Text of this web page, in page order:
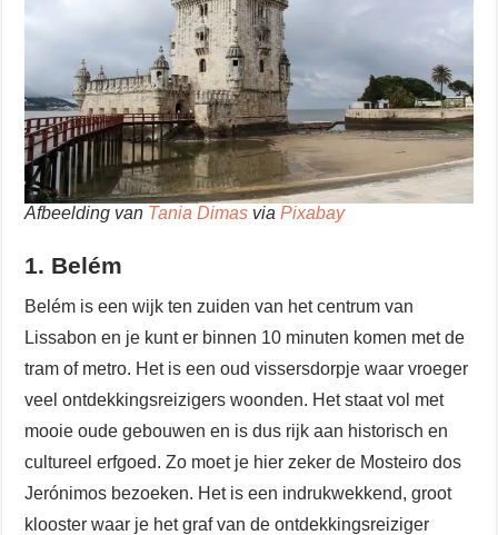
Afbeelding van Tania Dimas viaPixabay
1. Belém
Belém is een wijk ten zuiden van het centrum van
Lissabon en je kunt er binnen 10 minuten komen met de
tram of metro. Het is een oud vissersdorpje waar vroeger
veel ontdekkingsreizigers woonden. Het staat vol met
mooie oude gebouwen en is dus rijk aan historisch en
cultureel erfgoed. Zo moet je hier zeker de Mosteiro dos
Jerónimos bezoeken. Het is een indrukwekkend, groot
klooster waar je het graf van de ontdekkingsreiziger